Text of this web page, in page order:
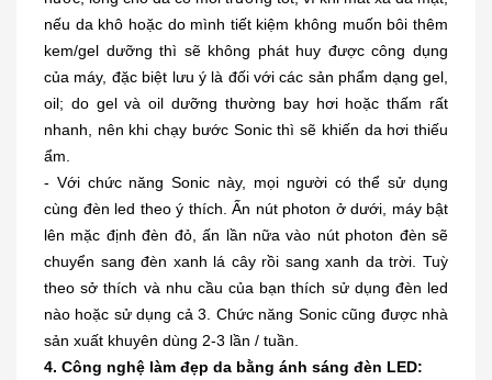
nếu da khô hoặc do mình tiết kiệm không muốn bôi thêm
kem/gel dưỡng thì sẽ không phát huy được công dụng
của máy, đặc biệt lưu ý là đối với các sản phẩm dạng gel,
oil; do gel và oil dưỡng thường bay hơi hoặc thấm rất
nhanh, nên khi chạy bước Sonic thì sẽ khiến da hơi thiếu
ẩm.
- Với chức năng Sonic này, mọi người có thể sử dụng
cùng đèn led theo ý thích. Ấn nút photon ở dưới, máy bật
lên mặc định đèn đỏ, ấn lần nữa vào nút photon đèn sẽ
chuyển sang đèn xanh lá cây rồi sang xanh da trời. Tuỳ
theo sở thích và nhu cầu của bạn thích sử dụng đèn led
nào hoặc sử dụng cả 3. Chức năng Sonic cũng được nhà
sản xuất khuyên dùng 2-3 lần / tuần.
4. Công nghệ làm đẹp da bằng ánh sáng đèn LED: